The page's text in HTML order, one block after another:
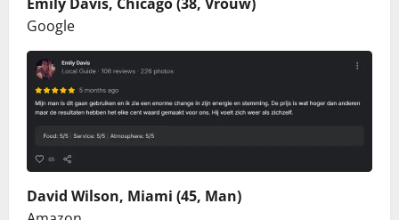
Google
David Wilson, Miami (45, Man)